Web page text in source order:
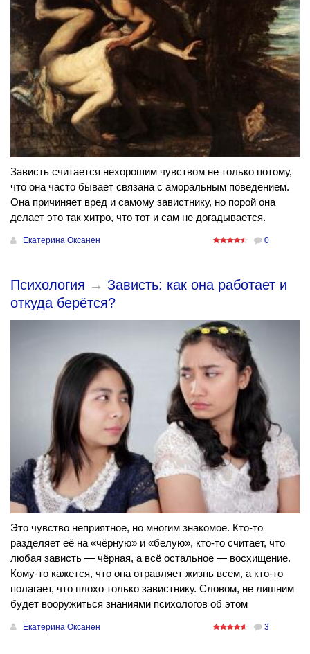
Зависть считается нехорошим чувством не только потому,
что она часто бывает связана с аморальным поведением.
Она причиняет вред и самому завистнику, но порой она
делает это так хитро, что тот и сам не догадывается.
Екатерина Оксанен 0
Психология → Зависть: как она работает и
откуда берётся?
Это чувство неприятное, но многим знакомое. Кто-то
разделяет её на «чёрную» и «белую», кто-то считает, что
любая зависть — чёрная, а всё остальное — восхищение.
Кому-то кажется, что она отравляет жизнь всем, а кто-то
полагает, что плохо только завистнику. Словом, не лишним
будет вооружиться знаниями психологов об этом
Екатерина Оксанен 3